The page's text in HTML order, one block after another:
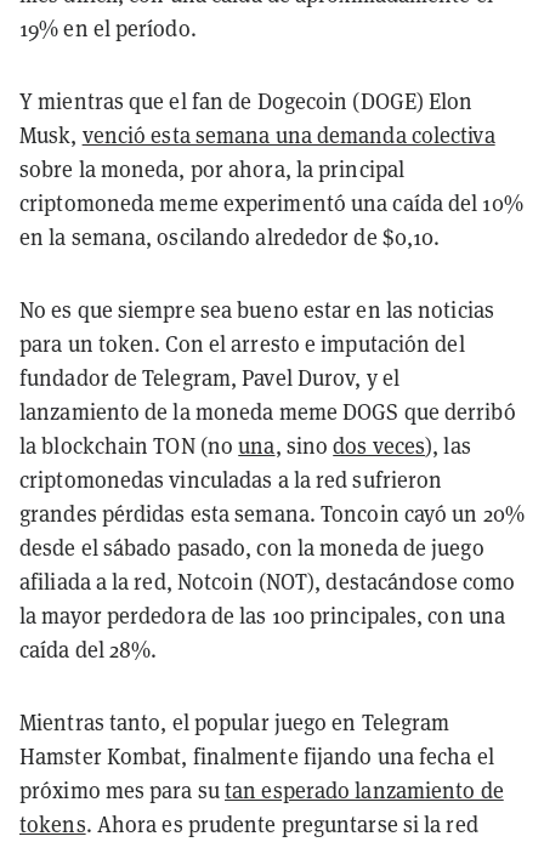
19% en el período.
Y mientras que el fan de Dogecoin (DOGE) Elon
Musk, venció esta semana una demanda colectiva
sobre la moneda, por ahora, la principal
criptomoneda meme experimentó una caída del 10%
en la semana, oscilando alrededor de $0,10.
No es que siempre sea bueno estar en las noticias
para un token. Con el arresto e imputación del
fundador de Telegram, Pavel Durov, y el
lanzamiento de la moneda meme DOGS que derribó
la blockchain TON (nouna, sinodos veces), las
criptomonedas vinculadas a la red sufrieron
grandes pérdidas esta semana. Toncoin cayó un 20%
desde el sábado pasado, con la moneda de juego
afiliada a la red, Notcoin (NOT), destacándose como
la mayor perdedora de las 100 principales, con una
caída del 28%.
Mientras tanto, el popular juego en Telegram
Hamster Kombat, finalmente fijando una fecha el
próximo mes para sutan esperado lanzamiento de
tokens. Ahora es prudente preguntarse si la red